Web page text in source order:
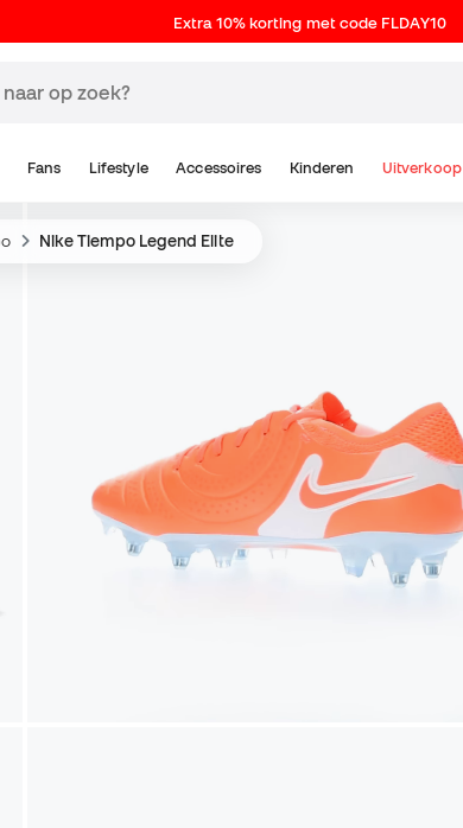
Extra 10% korting met code FLDAY10
Fans Lifestyle Accessoires Kinderen Uitverkoop
Nike Tiempo Legend Elite